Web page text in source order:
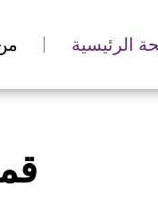
الرئيسية